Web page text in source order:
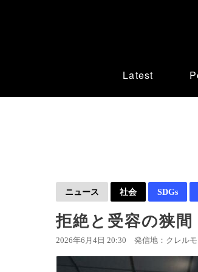
Latest
ニュース 社会 SDGs
拒絶と受容の狭
2026年6月4日 20:30 発信地：クレル